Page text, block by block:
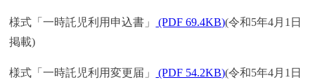
様式「一時託児利用申込書」 (PDF 69.4KB)(令和5年4月1日
掲載)
様式「一時託児利用変更届」 (PDF 54.2KB)(令和5年4月1日